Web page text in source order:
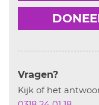
Vragen?
Kijk of het